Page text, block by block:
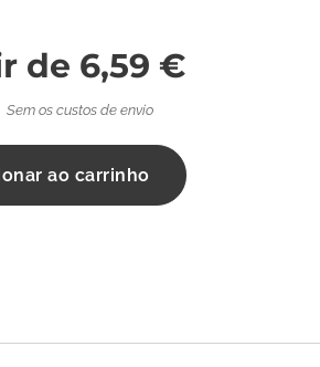
de 6,59 €
Sem os custos de envio
ao carrinho